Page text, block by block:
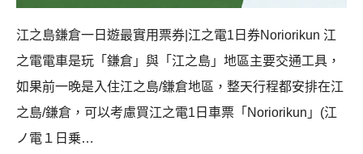
江之島鎌倉一日遊最實用票券|江之電1日券Noriorikun 江
之電電車是玩「鎌倉」與「江之島」地區主要交通工具，
如果前一晚是入住江之島/鎌倉地區，整天行程都安排在江
之島/鎌倉，可以考慮買江之電1日車票「Noriorikun」(江
ノ電１日乗…